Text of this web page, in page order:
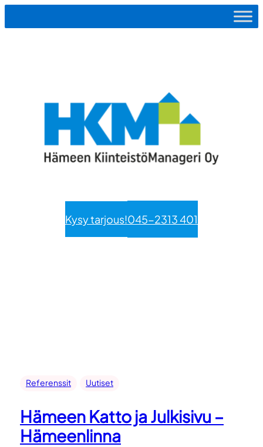
sisältöön
Kysy tarjous!045-2313 401
Referenssit Uutiset
Hämeen Katto ja Julkisivu –
Hämeenlinna